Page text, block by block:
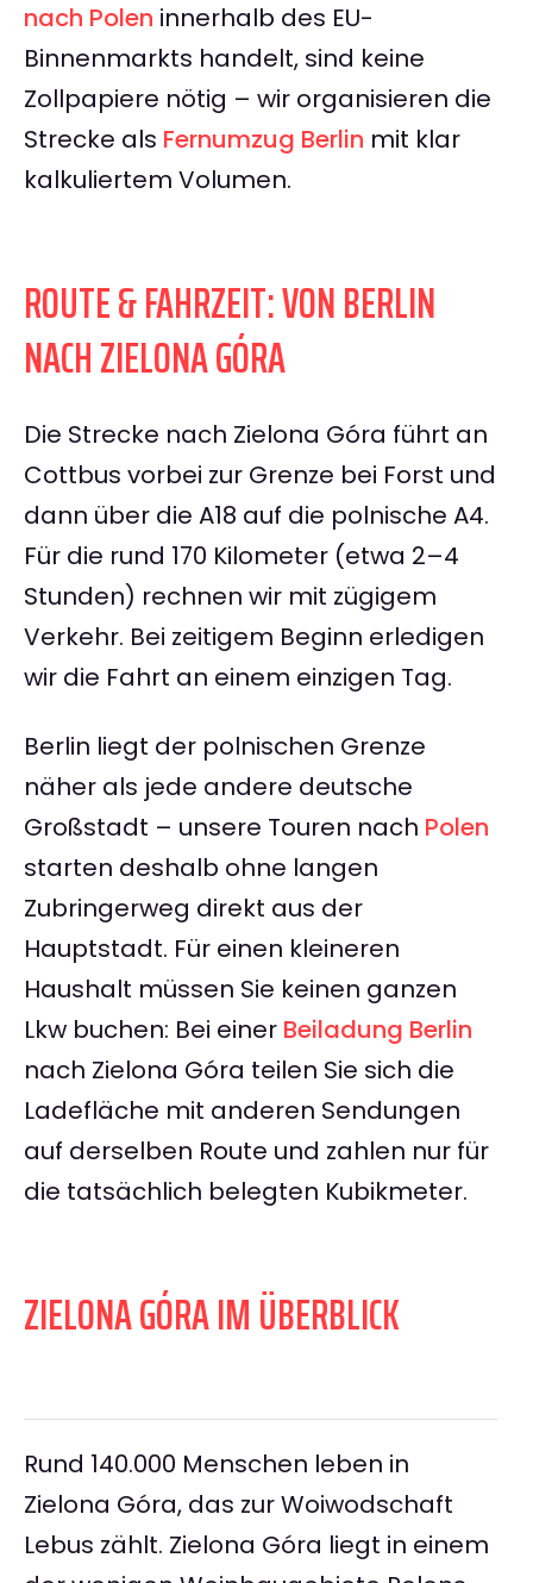
nach Polen innerhalb des EU-
Binnenmarkts handelt, sind keine
Zollpapiere nötig – wir organisieren die
Strecke als Fernumzug Berlin mit klar
kalkuliertem Volumen.
ROUTE & FAHRZEIT: VON BERLIN
NACH ZIELONA GÓRA
Die Strecke nach Zielona Góra führt an
Cottbus vorbei zur Grenze bei Forst und
dann über die A18 auf die polnische A4.
Für die rund 170 Kilometer (etwa 2–4
Stunden) rechnen wir mit zügigem
Verkehr. Bei zeitigem Beginn erledigen
wir die Fahrt an einem einzigen Tag.
Berlin liegt der polnischen Grenze
näher als jede andere deutsche
Großstadt – unsere Touren nach Polen
starten deshalb ohne langen
Zubringerweg direkt aus der
Hauptstadt. Für einen kleineren
Haushalt müssen Sie keinen ganzen
Lkw buchen: Bei einer Beiladung Berlin
nach Zielona Góra teilen Sie sich die
Ladefläche mit anderen Sendungen
auf derselben Route und zahlen nur für
die tatsächlich belegten Kubikmeter.
ZIELONA GÓRA IM ÜBERBLICK
Rund 140.000 Menschen leben in
Zielona Góra, das zur Woiwodschaft
Lebus zählt. Zielona Góra liegt in einem